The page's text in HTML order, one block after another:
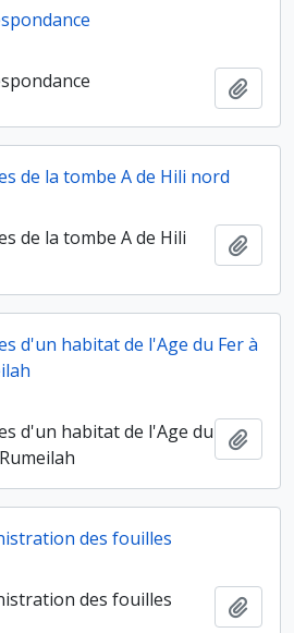
papier
papier
de la tombe A de Hili nord
de la tombe A de Hili
d'un habitat de l'Age du Fer à
d'un habitat de l'Age du
papier
des fouilles
des fouilles
papier